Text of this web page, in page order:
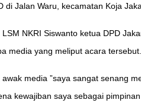
di Jalan Waru, kecamatan Koja
NKRI Siswanto ketua DPD
media yang meliput acara tersebut.
media ”saya sangat senang
kewajiban saya sebagai